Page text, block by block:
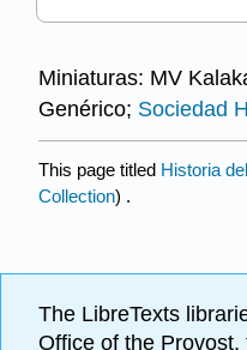
Miniaturas: MV
Genérico; Sociedad
This page titled Historia
Collection) .
The LibreTexts
Office of the